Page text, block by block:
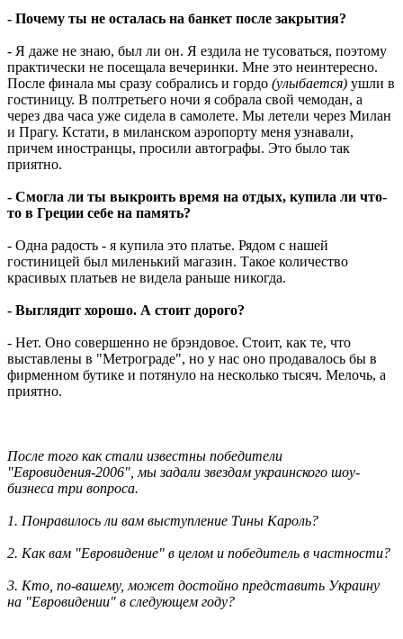
- Почему ты не осталась на банкет после закрытия?
- Я даже не знаю, был ли он. Я ездила не тусоваться, поэтому
практически не посещала вечеринки. Мне это неинтересно.
После финала мы сразу собрались и гордо (улыбается) ушли в
гостиницу. В полтретьего ночи я собрала свой чемодан, а
через два часа уже сидела в самолете. Мы летели через Милан
и Прагу. Кстати, в миланском аэропорту меня узнавали,
причем иностранцы, просили автографы. Это было так
приятно.
- Смогла ли ты выкроить время на отдых, купила ли что-
то в Греции себе на память?
- Одна радость - я купила это платье. Рядом с нашей
гостиницей был миленький магазин. Такое количество
красивых платьев не видела раньше никогда.
- Выглядит хорошо. А стоит дорого?
- Нет. Оно совершенно не брэндовое. Стоит, как те, что
выставлены в "Метрограде", но у нас оно продавалось бы в
фирменном бутике и потянуло на несколько тысяч. Мелочь, а
приятно.
После того как стали известны победители
"Евровидения-2006", мы задали звездам украинского шоу-
бизнеса три вопроса.
1. Понравилось ли вам выступление Тины Кароль?
2. Как вам "Евровидение" в целом и победитель в частности?
3. Кто, по-вашему, может достойно представить Украину
на "Евровидении" в следующем году?